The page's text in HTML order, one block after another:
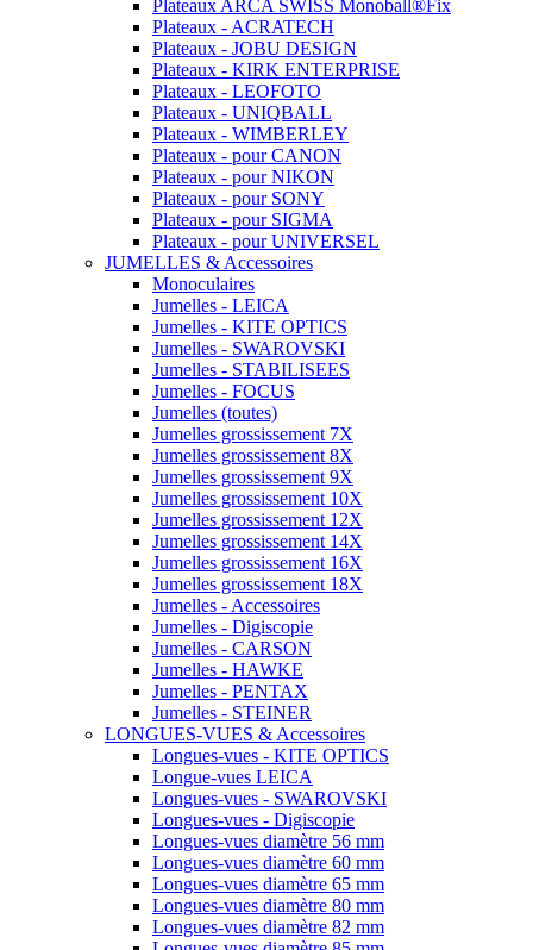
Plateaux ARCA SWISS Monoball®Fix
Plateaux - ACRATECH
Plateaux - JOBU DESIGN
Plateaux - KIRK ENTERPRISE
Plateaux - LEOFOTO
Plateaux - UNIQBALL
Plateaux - WIMBERLEY
Plateaux - pour CANON
Plateaux - pour NIKON
Plateaux - pour SONY
Plateaux - pour SIGMA
Plateaux - pour UNIVERSEL
JUMELLES & Accessoires
Monoculaires
Jumelles - LEICA
Jumelles - KITE OPTICS
Jumelles - SWAROVSKI
Jumelles - STABILISEES
Jumelles - FOCUS
Jumelles (toutes)
Jumelles grossissement 7X
Jumelles grossissement 8X
Jumelles grossissement 9X
Jumelles grossissement 10X
Jumelles grossissement 12X
Jumelles grossissement 14X
Jumelles grossissement 16X
Jumelles grossissement 18X
Jumelles - Accessoires
Jumelles - Digiscopie
Jumelles - CARSON
Jumelles - HAWKE
Jumelles - PENTAX
Jumelles - STEINER
LONGUES-VUES & Accessoires
Longues-vues - KITE OPTICS
Longue-vues LEICA
Longues-vues - SWAROVSKI
Longues-vues - Digiscopie
Longues-vues diamètre 56 mm
Longues-vues diamètre 60 mm
Longues-vues diamètre 65 mm
Longues-vues diamètre 80 mm
Longues-vues diamètre 82 mm